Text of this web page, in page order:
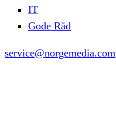
IT
Gode Råd
service@norgemedia.com